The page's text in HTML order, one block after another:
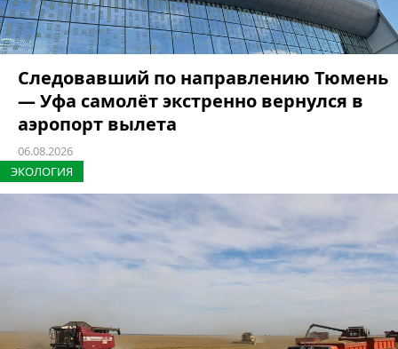
Следовавший по направлению Тюмень
— Уфа самолёт экстренно вернулся в
аэропорт вылета
06.08.2026
ЭКОЛОГИЯ